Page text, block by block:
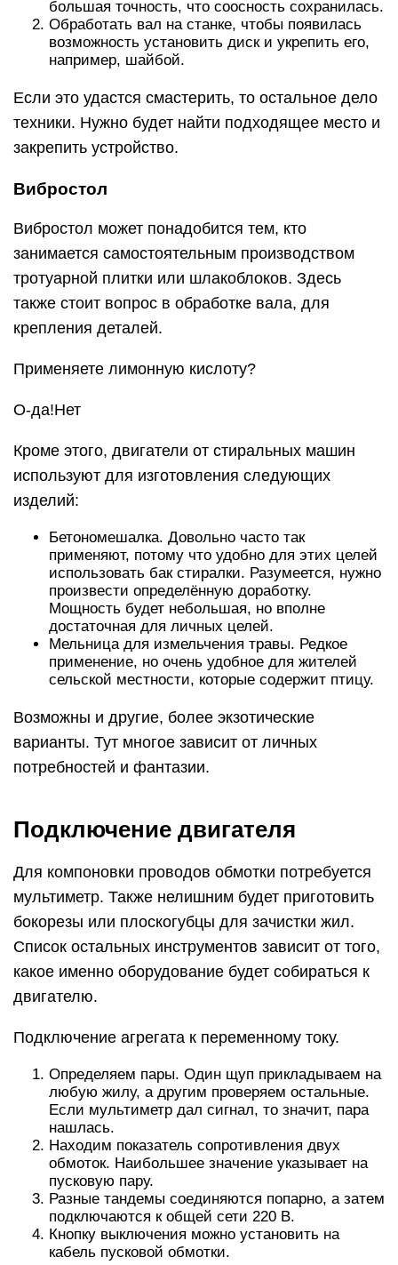
большая точность, что соосность сохранилась.
Обработать вал на станке, чтобы появилась
возможность установить диск и укрепить его,
например, шайбой.
Если это удастся смастерить, то остальное дело
техники. Нужно будет найти подходящее место и
закрепить устройство.
Вибростол
Вибростол может понадобится тем, кто
занимается самостоятельным производством
тротуарной плитки или шлакоблоков. Здесь
также стоит вопрос в обработке вала, для
крепления деталей.
Применяете лимонную кислоту?
О-да!Нет
Кроме этого, двигатели от стиральных машин
используют для изготовления следующих
изделий:
Бетономешалка. Довольно часто так
применяют, потому что удобно для этих целей
использовать бак стиралки. Разумеется, нужно
произвести определённую доработку.
Мощность будет небольшая, но вполне
достаточная для личных целей.
Мельница для измельчения травы. Редкое
применение, но очень удобное для жителей
сельской местности, которые содержит птицу.
Возможны и другие, более экзотические
варианты. Тут многое зависит от личных
потребностей и фантазии.
Подключение двигателя
Для компоновки проводов обмотки потребуется
мультиметр. Также нелишним будет приготовить
бокорезы или плоскогубцы для зачистки жил.
Список остальных инструментов зависит от того,
какое именно оборудование будет собираться к
двигателю.
Подключение агрегата к переменному току.
Определяем пары. Один щуп прикладываем на
любую жилу, а другим проверяем остальные.
Если мультиметр дал сигнал, то значит, пара
нашлась.
Находим показатель сопротивления двух
обмоток. Наибольшее значение указывает на
пусковую пару.
Разные тандемы соединяются попарно, а затем
подключаются к общей сети 220 В.
Кнопку выключения можно установить на
кабель пусковой обмотки.